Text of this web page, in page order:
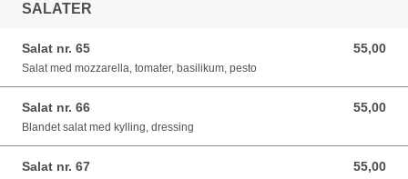
SALATER
Salat nr. 65 55,00
55,00 DKK
Salat med mozzarella, tomater, basilikum, pesto
Salat nr. 66 55,00
55,00 DKK
Blandet salat med kylling, dressing
Salat nr. 67 55,00
55,00 DKK